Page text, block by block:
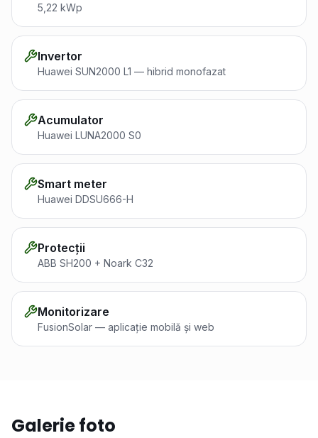
5,22 kWp
Invertor
Huawei SUN2000 L1 — hibrid monofazat
Acumulator
Huawei LUNA2000 S0
Smart meter
Huawei DDSU666-H
Protecții
ABB SH200 + Noark C32
Monitorizare
FusionSolar — aplicație mobilă și web
Galerie foto